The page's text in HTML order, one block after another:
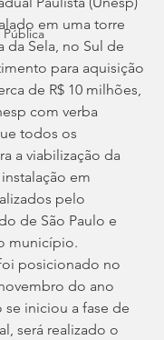
em uma torre
da Sela, no Sul de
para aquisição
de R$ 10 milhões,
com verba
todos os
a viabilização da
em
pelo
de São Paulo e
município.
posicionado no
do ano
se iniciou a fase de
será realizado o